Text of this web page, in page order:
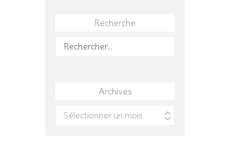
Recherche
Rechercher :
Archives
Archives